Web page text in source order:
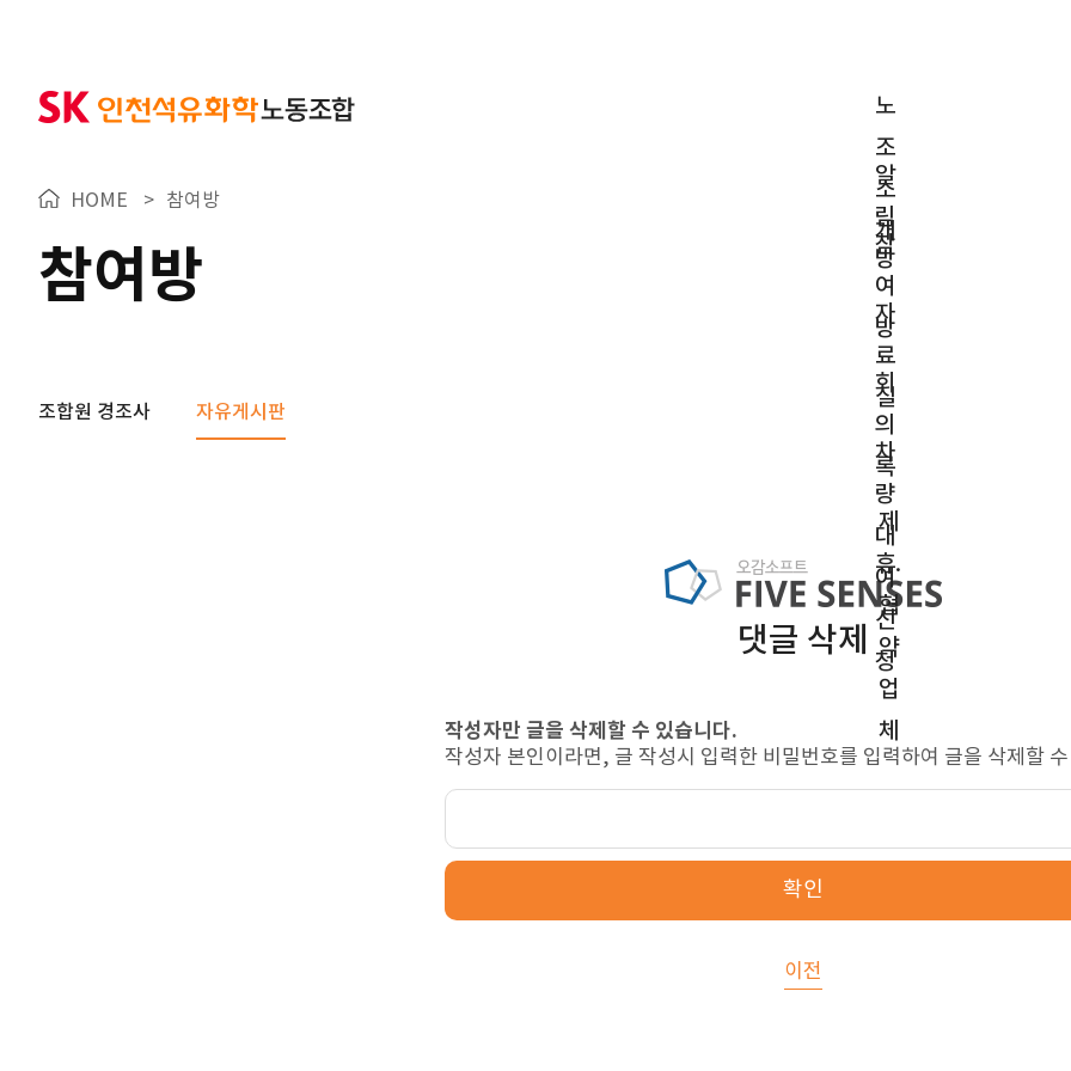
노
조
소
개
알
림
방
참
여
방
자
료
실
회
의
록
차
량
대
여
신
청
제
휴.
협
약
업
체
HOME > 참여방
참여방
조합원 경조사 자유게시판
댓글 삭제
작성자만 글을 삭제할 수 있습니다.
작성자 본인이라면, 글 작성시 입력한 비밀번호를 입력하여 글을 삭제할
확인
이전